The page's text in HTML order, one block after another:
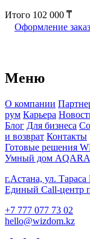
Итого 102 000
Оформление
Меню
О компании
рум Карьера
Блог Для бизнеса
и возврат Контакты
Готовые решения
Умный дом AQARA
г.Астана, ул.
Единый Call-центр
+7 777 077 73 02
hello@wizdom.kz